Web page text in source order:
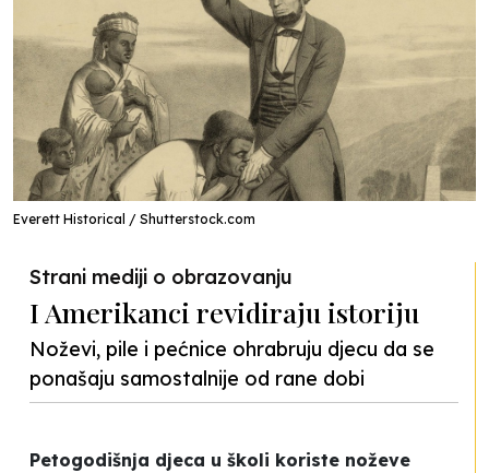
Everett Historical / Shutterstock.com
Strani mediji o obrazovanju
I Amerikanci revidiraju istoriju
Noževi, pile i pećnice ohrabruju djecu da se
ponašaju samostalnije od rane dobi
Petogodišnja djeca u školi koriste noževe